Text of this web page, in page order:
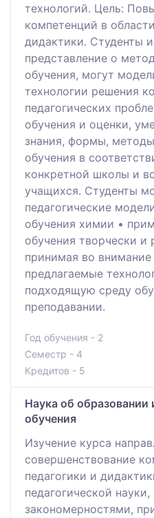
технологий. Цель:
компетенций в
дидактики. Студенты
представление о
обучения, могут
технологии решения
педагогических
обучения и оценки,
знания, формы,
обучения в
конкретной школы и
учащихся. Студенты
педагогические
обучения химии •
обучения творчески и
принимая во
предлагаемые
подходящую среду
преподавании.
Год обучения - 2
Семестр - 4
Кредитов - 5
Наука об
обучения
Изучение курса
совершенствование
педагогики и
педагогической
закономерностями,